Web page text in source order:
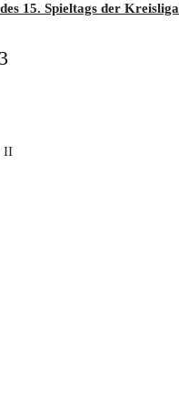
15. Spieltags der
II